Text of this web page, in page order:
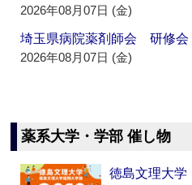
2026年08月07日 (金)
埼玉県病院薬剤師会 研修
2026年08月07日 (金)
薬系大学・学部 催し物
徳島文理大